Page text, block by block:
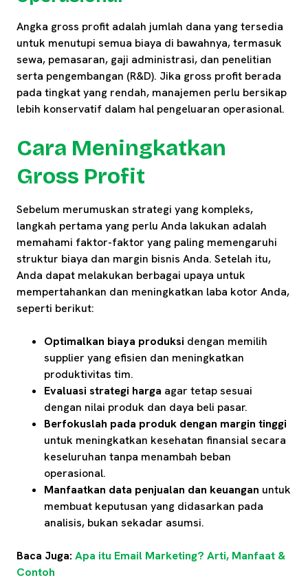
Angka gross profit adalah jumlah dana yang tersedia
untuk menutupi semua biaya di bawahnya, termasuk
sewa, pemasaran, gaji administrasi, dan penelitian
serta pengembangan (R&D). Jika gross profit berada
pada tingkat yang rendah, manajemen perlu bersikap
lebih konservatif dalam hal pengeluaran operasional.
Cara Meningkatkan
Gross Profit
Sebelum merumuskan strategi yang kompleks,
langkah pertama yang perlu Anda lakukan adalah
memahami faktor-faktor yang paling memengaruhi
struktur biaya dan margin bisnis Anda. Setelah itu,
Anda dapat melakukan berbagai upaya untuk
mempertahankan dan meningkatkan laba kotor Anda,
seperti berikut:
Optimalkan biaya produksi dengan memilih
supplier yang efisien dan meningkatkan
produktivitas tim.
Evaluasi strategi harga agar tetap sesuai
dengan nilai produk dan daya beli pasar.
Berfokuslah pada produk dengan margin tinggi
untuk meningkatkan kesehatan finansial secara
keseluruhan tanpa menambah beban
operasional.
Manfaatkan data penjualan dan keuangan untuk
membuat keputusan yang didasarkan pada
analisis, bukan sekadar asumsi.
Baca Juga: Apa itu Email Marketing? Arti, Manfaat &
Contoh